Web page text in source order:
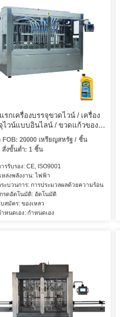
รื่องดื่มเภสัชกรรม
รกเครื่องบรรจุขวดไวน์ / เครื่อง
ไวน์แบบอินไลน์ / ขวดแก้วของ
งบรรจุไวน์แดง
FOB: 20000 เหรียญสหรัฐ / ชิ้น
สั่งขั้นต่ำ: 1 ชิ้น
ารรับรอง: CE, ISO9001
หล่งพลังงาน: ไฟฟ้า
ระบวนการ: การประมวลผลด้วยความร้อน
กรดอัตโนมัติ: อัตโนมัติ
สมัคร: ของเหลว
ำหนดเอง: กำหนดเอง